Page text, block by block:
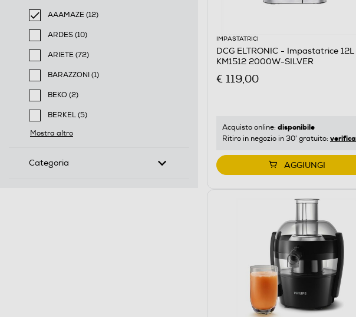
AAAMAZE (12)
selected Filtro applicato per Marca: AAAMAZE
ARDES (10)
Filtra per Marca: ARDES
ARIETE (72)
Filtra per Marca: ARIETE
BARAZZONI (1)
Filtra per Marca: BARAZZONI
BEKO (2)
Filtra per Marca: BEKO
BERKEL (5)
Filtra per Marca: BERKEL
Mostra altro
Categoria
IMPASTATRICI
DCG ELTRONIC - Impastatrice 12L
KM1512 2000W-SILVER
€ 119,00
Acquisto online: disponibile
Ritiro in negozio in 30' gratuito: verifica
AGGIUNGI